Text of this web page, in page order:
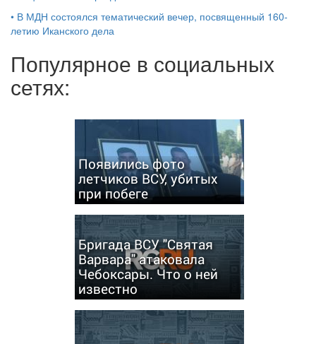
• В МДН состоялся тематический вечер, посвященный 160-
летию Иканского дела
Популярное в социальных
сетях:
Появились фото
летчиков ВСУ, убитых
при побеге
Бригада ВСУ "Святая
Варвара" атаковала
Чебоксары. Что о ней
известно